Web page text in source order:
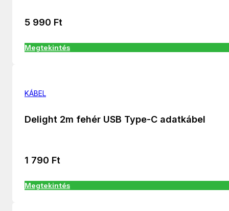
5 990 Ft
Megtekintés
KÁBEL
Delight 2m fehér USB Type-C adatkábel
1 790 Ft
Megtekintés